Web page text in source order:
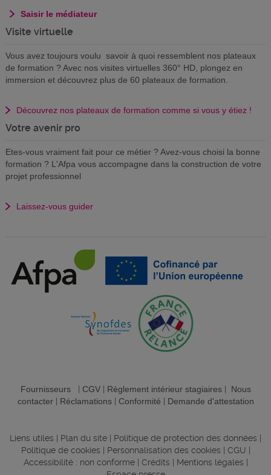
Saisir le médiateur
Visite virtuelle
Vous avez toujours voulu savoir à quoi ressemblent nos plateaux
de formation ? Avec nos visites virtuelles 360° HD, plongez en
immersion et découvrez plus de 60 plateaux de formation.
Découvrez nos plateaux de formation comme si vous y étiez !
Votre avenir pro
Etes-vous vraiment fait pour ce métier ? Avez-vous choisi la bonne
formation ? L'Afpa vous accompagne dans la construction de votre
projet professionnel
Laissez-vous guider
Fournisseurs| CGV| Règlement intérieur stagiaires| Nous
contacter| Réclamations| Conformité Demande d'attestation
Liens utiles Plan du site Politique de protection des données
Politique de cookies
Personnalisation des cookies CGU
Accessibilité : non conforme| Crédits Mentions légales